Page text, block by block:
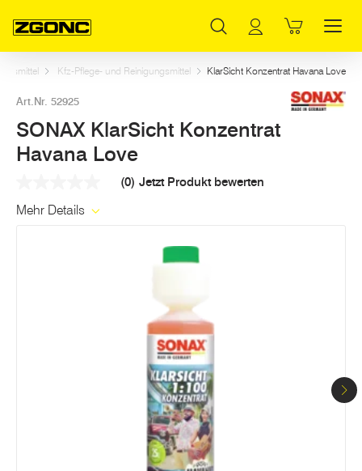
Kfz-Pflege- und Reinigungsmittel KlarSicht Konzentrat Havana Love
Art.Nr. 52925
SONAX KlarSicht Konzentrat
Havana Love
Link
(0) Jetzt Produkt bewerten
Mehr Details